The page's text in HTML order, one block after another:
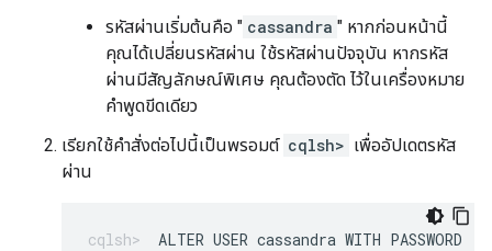
รหัสผ่านเริ่มต้นคือ " cassandra " หากก่อนหน้านี้
คุณได้เปลี่ยนรหัสผ่าน ใช้รหัสผ่านปัจจุบัน หากรหัส
ผ่านมีสัญลักษณ์พิเศษ คุณต้องตัด ไว้ในเครื่องหมาย
คำพูดขีดเดียว
เรียกใช้คำสั่งต่อไปนี้เป็นพรอมต์ cqlsh> เพื่ออัปเดตรหัส
ผ่าน
ALTER USER cassandra WITH PASSWORD '